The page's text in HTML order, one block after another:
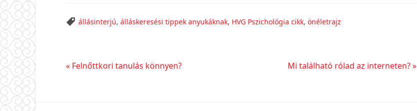
állásinterjú, álláskeresési tippek anyukáknak, HVG Pszichológia cikk, önéletrajz
Előző
« Felnőttkori tanulás könnyen?
Következő
Mi található rólad az interneten? »